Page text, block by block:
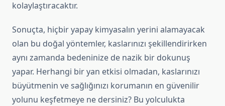
kolaylaştıracaktır.
Sonuçta, hiçbir yapay kimyasalın yerini alamayacak
olan bu doğal yöntemler, kaslarınızı şekillendirirken
aynı zamanda bedeninize de nazik bir dokunuş
yapar. Herhangi bir yan etkisi olmadan, kaslarınızı
büyütmenin ve sağlığınızı korumanın en güvenilir
yolunu keşfetmeye ne dersiniz? Bu yolculukta